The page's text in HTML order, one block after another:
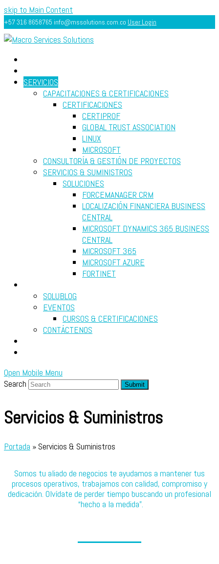
skip to Main Content
+57 316 8658765 info@mssolutions.com.co User Login
SERVICIOS
CAPACITACIONES & CERTIFICACIONES
CERTIFICACIONES
CERTIPROF
GLOBAL TRUST ASSOCIATION
LINUX
MICROSOFT
CONSULTORÍA & GESTIÓN DE PROYECTOS
SERVICIOS & SUMINISTROS
SOLUCIONES
FORCEMANAGER CRM
LOCALIZACIÓN FINANCIERA BUSINESS
CENTRAL
MICROSOFT DYNAMICS 365 BUSINESS
CENTRAL
MICROSOFT 365
MICROSOFT AZURE
FORTINET
SOLUBLOG
EVENTOS
CURSOS & CERTIFICACIONES
CONTÁCTENOS
Open Mobile Menu
Search
Submit
Servicios & Suministros
Portada » Servicios & Suministros
Somos tu aliado de negocios te ayudamos a mantener tus
procesos operativos, trabajamos con calidad, compromiso y
dedicación. Olvídate de perder tiempo buscando un profesional
“hecho a la medida”.